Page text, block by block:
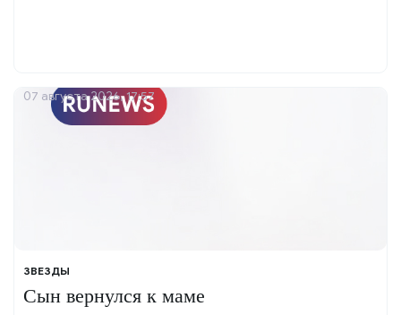
ЗВЕЗДЫ
Сын вернулся к маме
07 августа 2026, 17:57